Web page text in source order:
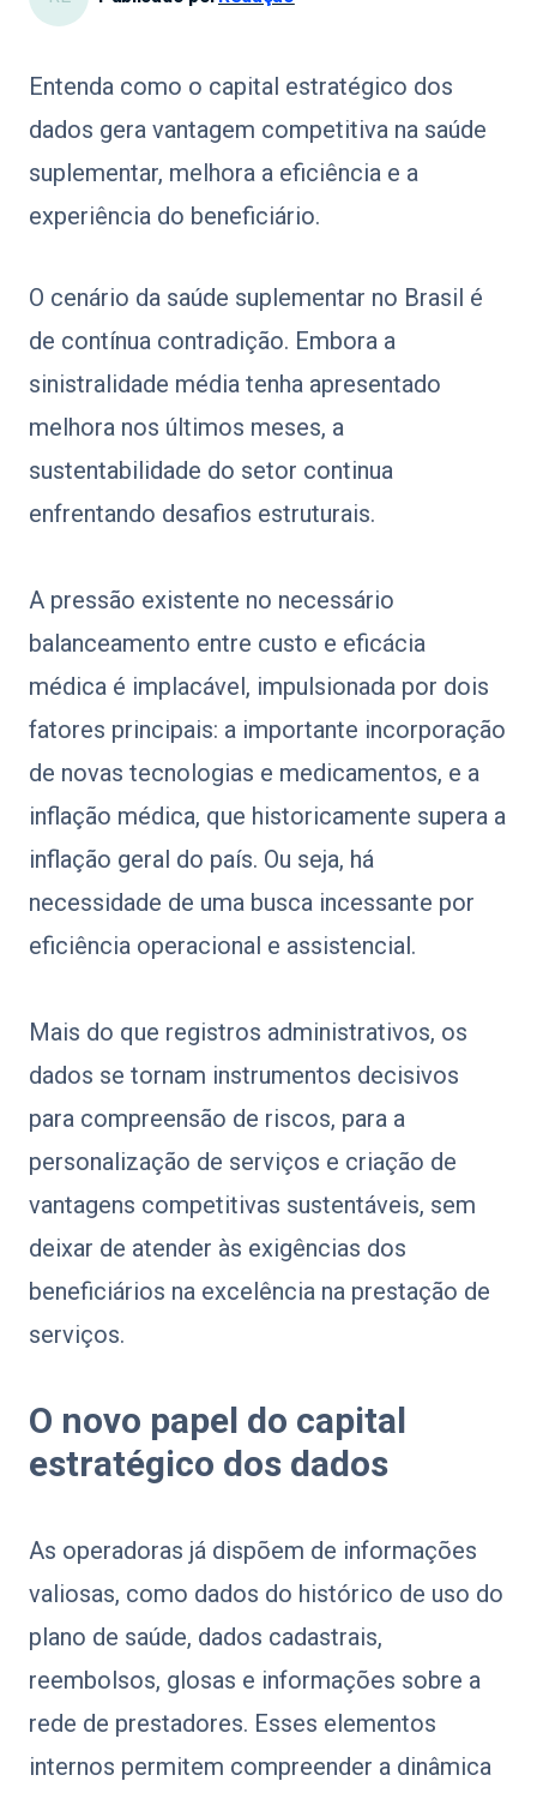
Segurança e Negócios Veiculares
Entenda como o capital estratégico dos
dados gera vantagem competitiva na saúde
suplementar, melhora a eficiência e a
experiência do beneficiário.
O cenário da saúde suplementar no Brasil é
de contínua contradição. Embora a
sinistralidade média tenha apresentado
melhora nos últimos meses, a
sustentabilidade do setor continua
enfrentando desafios estruturais.
A pressão existente no necessário
balanceamento entre custo e eficácia
médica é implacável, impulsionada por dois
fatores principais: a importante incorporação
de novas tecnologias e medicamentos, e a
inflação médica, que historicamente supera a
inflação geral do país. Ou seja, há
necessidade de uma busca incessante por
eficiência operacional e assistencial.
Mais do que registros administrativos, os
dados se tornam instrumentos decisivos
para compreensão de riscos, para a
personalização de serviços e criação de
vantagens competitivas sustentáveis, sem
deixar de atender às exigências dos
beneficiários na excelência na prestação de
serviços.
O novo papel do capital
estratégico dos dados
As operadoras já dispõem de informações
valiosas, como dados do histórico de uso do
plano de saúde, dados cadastrais,
reembolsos, glosas e informações sobre a
rede de prestadores. Esses elementos
internos permitem compreender a dinâmica